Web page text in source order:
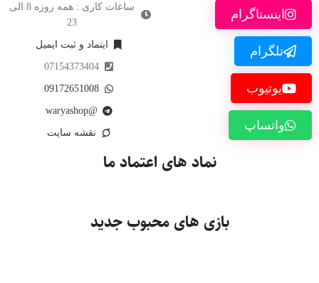
اینستاگرام
تلگرام
یوتیوب
واتساپ
ساعات کاری : همه روزه 8 الی
23
اینماد و ثبت ایمیل
07154373404
09172651008
@waryashop
نقشه سایت
نماد های اعتماد ما
بازی های محبوب جدید